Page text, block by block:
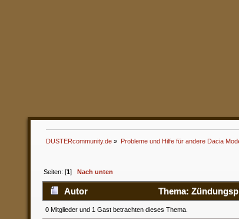
DUSTERcommunity.de » Probleme und Hilfe für andere Dacia
Seiten: [1] Nach unten
Autor Thema:
0 Mitglieder und 1 Gast betrachten dieses Thema.